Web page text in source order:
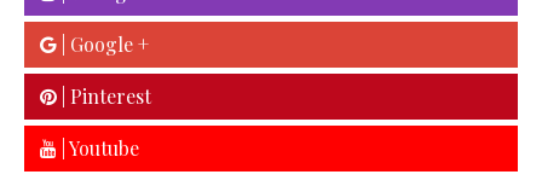
| Google +
| Pinterest
| Youtube